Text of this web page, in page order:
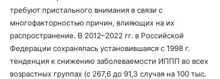
требуют пристального внимания в связи с
многофакторностью причин, влияющих на их
распространение. В 2012–2022 гг. в Российской
Федерации сохранялась установившаяся с 1998 г.
тенденция к снижению заболеваемости ИППП во всех
возрастных группах (с 267,6 до 91,3 случая на 100 тыс.